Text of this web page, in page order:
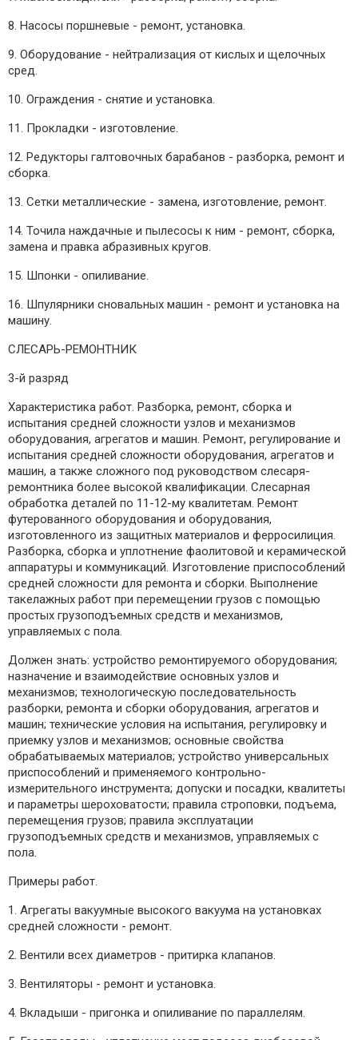
8. Насосы поршневые - ремонт, установка.
9. Оборудование - нейтрализация от кислых и щелочных
сред.
10. Ограждения - снятие и установка.
11. Прокладки - изготовление.
12. Редукторы галтовочных барабанов - разборка, ремонт и
сборка.
13. Сетки металлические - замена, изготовление, ремонт.
14. Точила наждачные и пылесосы к ним - ремонт, сборка,
замена и правка абразивных кругов.
15. Шпонки - опиливание.
16. Шпулярники сновальных машин - ремонт и установка на
машину.
СЛЕСАРЬ-РЕМОНТНИК
3-й разряд
Характеристика работ. Разборка, ремонт, сборка и
испытания средней сложности узлов и механизмов
оборудования, агрегатов и машин. Ремонт, регулирование и
испытания средней сложности оборудования, агрегатов и
машин, а также сложного под руководством слесаря-
ремонтника более высокой квалификации. Слесарная
обработка деталей по 11-12-му квалитетам. Ремонт
футерованного оборудования и оборудования,
изготовленного из защитных материалов и ферросилиция.
Разборка, сборка и уплотнение фаолитовой и керамической
аппаратуры и коммуникаций. Изготовление приспособлений
средней сложности для ремонта и сборки. Выполнение
такелажных работ при перемещении грузов с помощью
простых грузоподъемных средств и механизмов,
управляемых с пола.
Должен знать: устройство ремонтируемого оборудования;
назначение и взаимодействие основных узлов и
механизмов; технологическую последовательность
разборки, ремонта и сборки оборудования, агрегатов и
машин; технические условия на испытания, регулировку и
приемку узлов и механизмов; основные свойства
обрабатываемых материалов; устройство универсальных
приспособлений и применяемого контрольно-
измерительного инструмента; допуски и посадки, квалитеты
и параметры шероховатости; правила строповки, подъема,
перемещения грузов; правила эксплуатации
грузоподъемных средств и механизмов, управляемых с
пола.
Примеры работ.
1. Агрегаты вакуумные высокого вакуума на установках
средней сложности - ремонт.
2. Вентили всех диаметров - притирка клапанов.
3. Вентиляторы - ремонт и установка.
4. Вкладыши - пригонка и опиливание по параллелям.